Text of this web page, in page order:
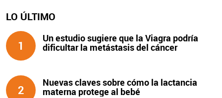
LO ÚLTIMO
1
Un estudio sugiere que la Viagra podría
dificultar la metástasis del cáncer
2
Nuevas claves sobre cómo la lactancia
materna protege al bebé